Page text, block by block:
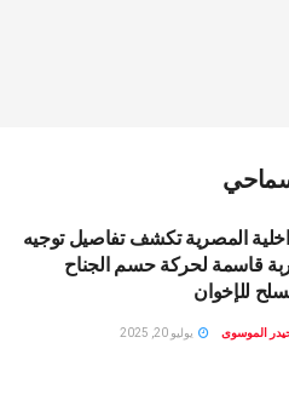
المصرية تكشف تفاصيل توجيه
قاسمة لحركة حسم الجناح
للإخوان
الموسوى يوليو 20, 2025